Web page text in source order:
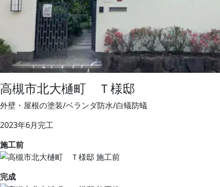
高槻市北大樋町 Ｔ様邸
外壁・屋根の塗装/ベランダ防水/白蟻防蟻
2023年6月完工
施工前
完成